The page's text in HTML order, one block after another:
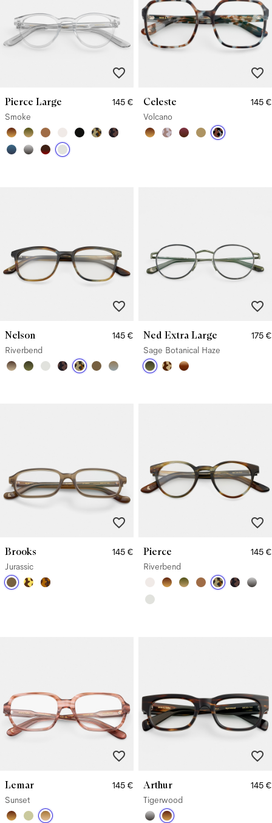
Pierce Large
145 €
Smoke
Celeste
145 €
Volcano
Nelson
145 €
Riverbend
Ned Extra Large
175 €
Sage Botanical Haze
Brooks
145 €
Jurassic
Pierce
145 €
Riverbend
Lemar
145 €
Sunset
Arthur
145 €
Tigerwood